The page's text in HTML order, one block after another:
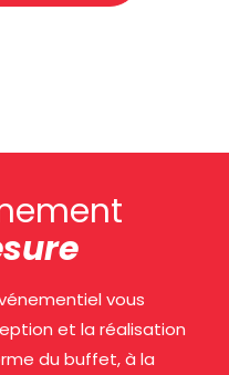
vous
et la réalisation
du buffet, à la